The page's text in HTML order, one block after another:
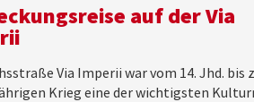
auf der Via
Via Imperii war vom 14. Jhd. bis
Krieg eine der wichtigsten